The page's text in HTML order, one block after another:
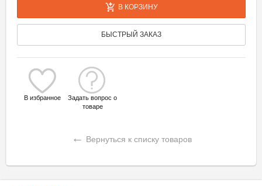
В КОРЗИНУ
БЫСТРЫЙ ЗАКАЗ
В избранное
Задать вопрос о
товаре
← Вернуться к списку товаров